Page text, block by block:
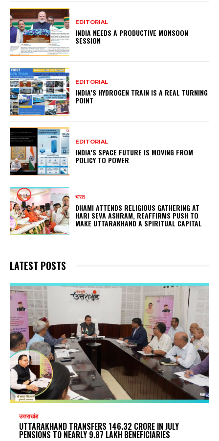
EDITORIAL
INDIA NEEDS A PRODUCTIVE MONSOON
SESSION
EDITORIAL
INDIA’S HYDROGEN TRAIN IS A REAL TURNING
POINT
EDITORIAL
INDIA’S SPACE FUTURE IS MOVING FROM
POLICY TO POWER
भारत
DHAMI ATTENDS RELIGIOUS GATHERING AT
HARI SEVA ASHRAM, REAFFIRMS PUSH TO
MAKE UTTARAKHAND A SPIRITUAL CAPITAL
LATEST POSTS
उत्तराखंड
UTTARAKHAND TRANSFERS ₹146.32 CRORE IN JULY
PENSIONS TO NEARLY 9.87 LAKH BENEFICIARIES